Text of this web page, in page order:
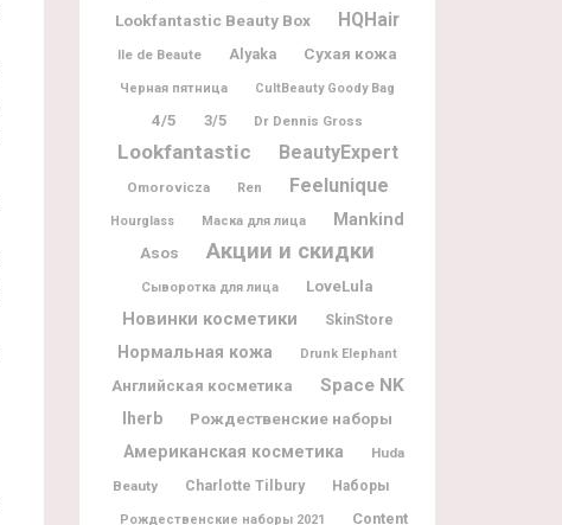
Lookfantastic Beauty Box HQHair
Ile de Beaute Alyaka Сухая кожа
Черная пятница CultBeauty Goody Bag
4/5 3/5 Dr Dennis Gross
Lookfantastic BeautyExpert
Omorovicza Ren Feelunique
Hourglass Маска для лица Mankind
Asos Акции и скидки
Сыворотка для лица LoveLula
Новинки косметики SkinStore
Нормальная кожа Drunk Elephant
Английская косметика Space NK
Iherb
Рождественские наборы
Американская косметика
Huda
Beauty
Charlotte Tilbury Наборы
Рождественские наборы 2021 Content